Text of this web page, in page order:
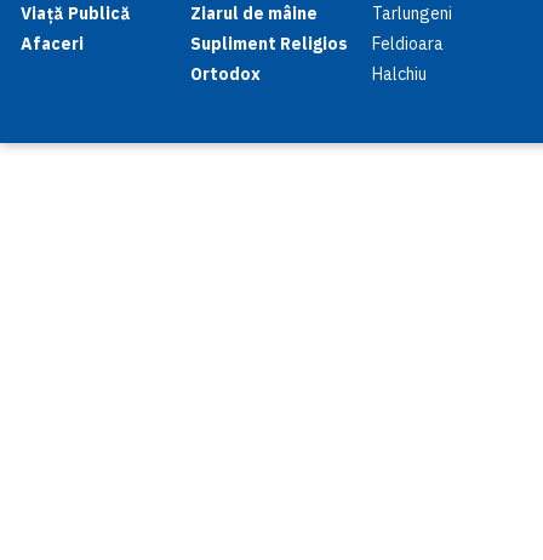
Viață Publică
Afaceri
Ziarul de mâine
Supliment Religios
Ortodox
Tarlungeni
Feldioara
Halchiu